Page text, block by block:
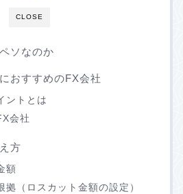
CLOSE
ソなのか
おすすめのFX会社
ントとは
会社
方
額
拠（ロスカット金額の設定）